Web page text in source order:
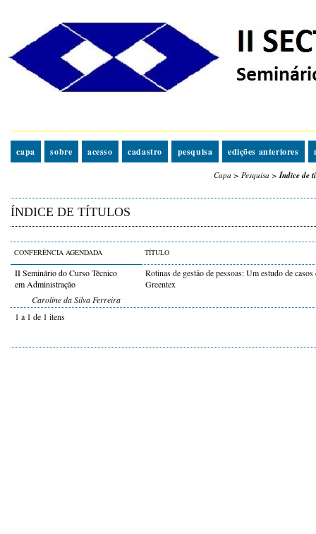
capa sobre acesso cadastro pesquisa edições anteriores
Capa > Pesquisa >Índice de
ÍNDICE DE TÍTULOS
CONFERÊNCIA AGENDADA TÍTULO
II Seminário do Curso Técnico
em Administração
Rotinas de gestão de pessoas: Um estudo de casos
Greentex
Caroline da Silva Ferreira
1 a 1 de 1 itens